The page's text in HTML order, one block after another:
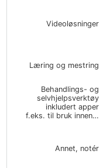
Videoløsninger
Læring og mestring
Behandlings- og
selvhjelpsverktøy
inkludert apper
f.eks. til bruk innen…
Annet, notér